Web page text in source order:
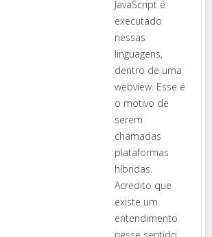
JavaScript é
executado
nessas
linguagens,
dentro de uma
webview. Esse é
o motivo de
serem
chamadas
plataformas
híbridas.
Acredito que
existe um
entendimento